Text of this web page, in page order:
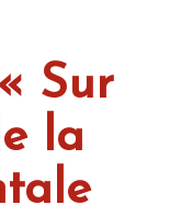
Sur
la